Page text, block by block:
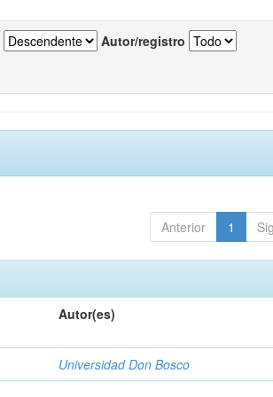
Autor/registro
Anterior 1
Autor(es)
Universidad Don Bosco